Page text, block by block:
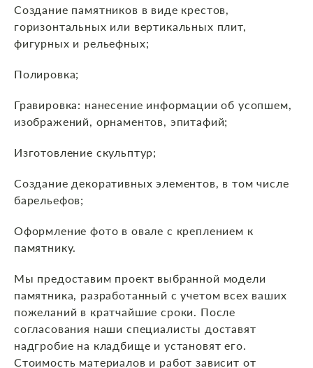
Создание памятников в виде крестов,
горизонтальных или вертикальных плит,
фигурных и рельефных;
Полировка;
Гравировка: нанесение информации об усопшем,
изображений, орнаментов, эпитафий;
Изготовление скульптур;
Создание декоративных элементов, в том числе
барельефов;
Оформление фото в овале с креплением к
памятнику.
Мы предоставим проект выбранной модели
памятника, разработанный с учетом всех ваших
пожеланий в кратчайшие сроки. После
согласования наши специалисты доставят
надгробие на кладбище и установят его.
Стоимость материалов и работ зависит от